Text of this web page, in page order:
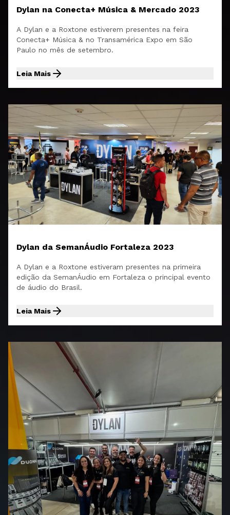
Dylan na Conecta+ Música & Mercado 2023
A Dylan e a Roxtone estiverem presentes na feira
Conecta+ Música & no Transamérica Expo em São
Paulo no mês de setembro.
Leia Mais
Dylan da SemanÁudio Fortaleza 2023
A Dylan e a Roxtone estiveram presentes na primeira
edição da SemanÁudio em Fortaleza o principal evento
de áudio do Brasil.
Leia Mais